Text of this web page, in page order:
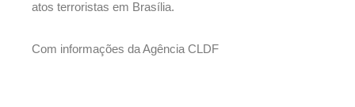
atos terroristas em Brasília.
Com informações da Agência CLDF